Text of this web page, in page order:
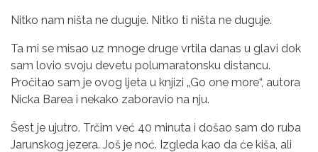
Nitko nam ništa ne duguje. Nitko ti ništa ne duguje.
Ta mi se misao uz mnoge druge vrtila danas u glavi dok
sam lovio svoju devetu polumaratonsku distancu.
Pročitao sam je ovog ljeta u knjizi „Go one more“, autora
Nicka Barea i nekako zaboravio na nju.
Šest je ujutro. Trčim već 40 minuta i došao sam do ruba
Jarunskog jezera. Još je noć. Izgleda kao da će kiša, ali